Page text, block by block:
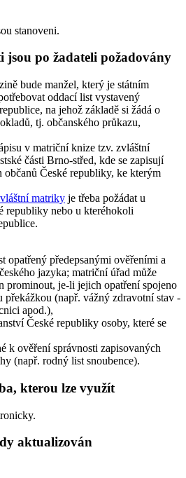
stanoveni.
jsou po žadateli požadovány
bude manžel, který je státním
oddací list vystavený
na jehož základě si žádá o
tj. občanského průkazu,
v matriční knize tzv. zvláštní
části Brno-střed, kde se zapisují
občanů České republiky, ke kterým
matriky je třeba požádat u
republiky nebo u kteréhokoli
opatřený předepsanými ověřeními a
jazyka; matriční úřad může
prominout, je-li jejich opatření spojeno
překážkou (např. vážný zdravotní stav -
apod.),
České republiky osoby, které se
k ověření správnosti zapisovaných
(např. rodný list snoubence).
kterou lze využít
aktualizován